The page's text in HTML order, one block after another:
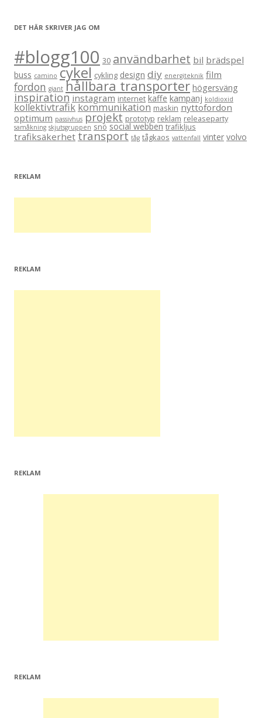
DET HÄR SKRIVER JAG OM
#blogg100 30 användbarhet bil brädspel
buss camino cykel cykling design diy energiteknik film
fordon giant hållbara transporter högersväng
inspiration instagram internet kaffe kampanj koldioxid
kollektivtrafik kommunikation maskin nyttofordon
optimum passivhus projekt prototyp reklam releaseparty
samåkning skjutsgruppen snö social webben trafikljus
trafiksäkerhet transport tåg tågkaos vattenfall vinter volvo
REKLAM
REKLAM
REKLAM
REKLAM